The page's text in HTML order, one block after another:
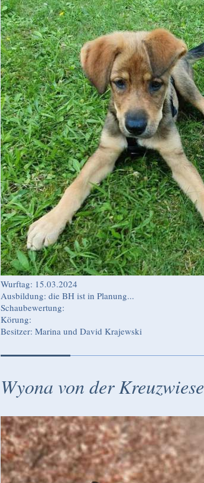
Wurftag: 15.03.2024
Ausbildung: die BH ist in Planung...
Schaubewertung:
Körung:
Besitzer: Marina und David Krajewski
Wyona von der Kreuzwiese